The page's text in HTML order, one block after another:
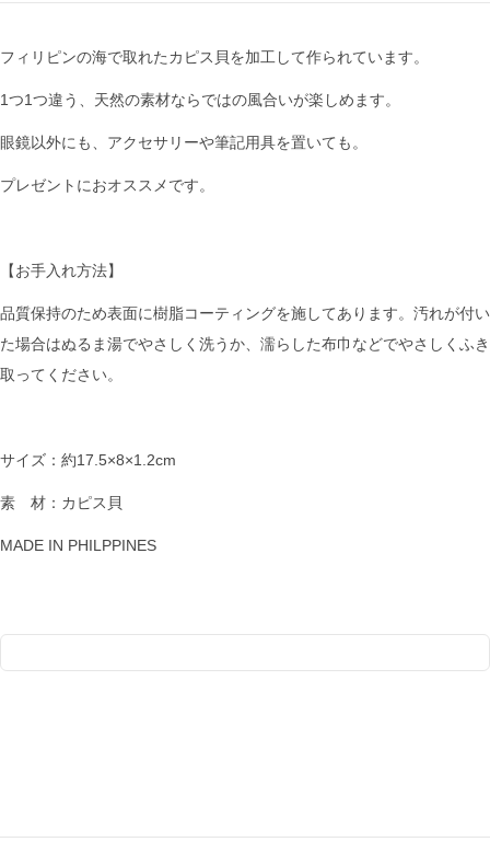
フィリピンの海で取れたカピス貝を加工して作られています。
1つ1つ違う、天然の素材ならではの風合いが楽しめます。
眼鏡以外にも、アクセサリーや筆記用具を置いても。
プレゼントにおオススメです。
【お手入れ方法】
品質保持のため表面に樹脂コーティングを施してあります。汚れが付い
た場合はぬるま湯でやさしく洗うか、濡らした布巾などでやさしくふき
取ってください。
サイズ：約17.5×8×1.2cm
素 材：カピス貝
MADE IN PHILPPINES